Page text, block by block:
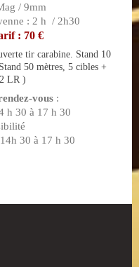
/ 9mm
: 2 h / 2h30
: 70 €
tir carabine. Stand 10
50 mètres, 5 cibles +
LR )
vous:
h 30 à 17 h 30
30 à 17 h 30